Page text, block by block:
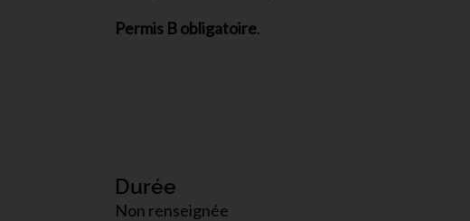
Permis B obligatoire.
Durée
Non renseignée